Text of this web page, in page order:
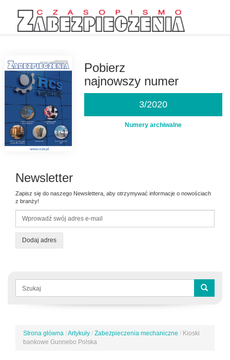
Przejdź
Pobierz
najnowszy numer
3/2020
Numery archiwalne
Newsletter
Zapisz się do naszego Newslettera, aby otrzymywać informacje o nowościach
z branży!
Dodaj adres
Formularz
wyszukiwania
Jesteś
tutaj
Strona główna /Artykuły / Zabezpieczenia mechaniczne / Kioski
bankowe Gunnebo Polska